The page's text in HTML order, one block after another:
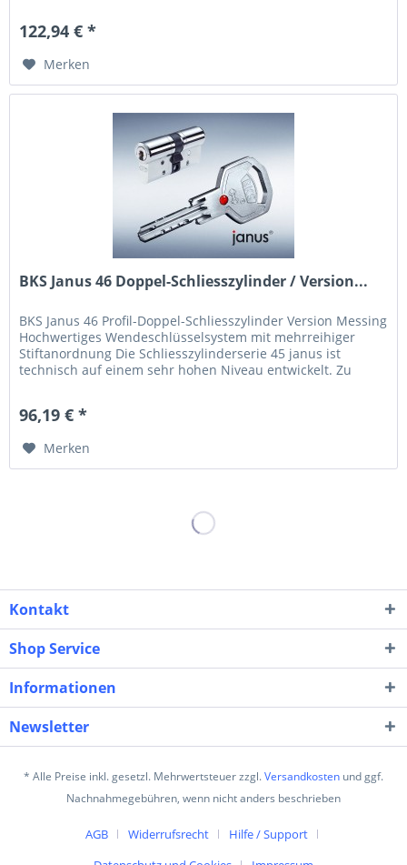
122,94 € *
Merken
BKS Janus 46 Doppel-Schliesszylinder / Version...
BKS Janus 46 Profil-Doppel-Schliesszylinder Version Messing
Hochwertiges Wendeschlüsselsystem mit mehrreihiger
Stiftanordnung Die Schliesszylinderserie 45 janus ist
technisch auf einem sehr hohen Niveau entwickelt. Zu
96,19 € *
Merken
Kontakt
Shop Service
Informationen
Newsletter
* Alle Preise inkl. gesetzl. Mehrwertsteuer zzgl.Versandkosten und ggf.
Nachnahmegebühren, wenn nicht anders beschrieben
AGB Widerrufsrecht
Hilfe / Support